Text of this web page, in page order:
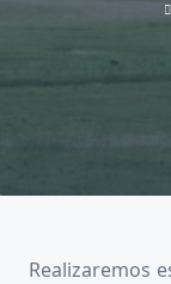
Realizaremos